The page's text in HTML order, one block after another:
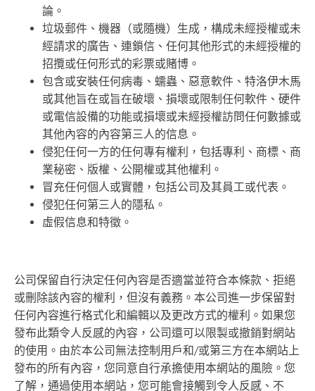
論。
垃圾郵件、機器（或隨機）生成，構成未經授權或未
經請求的廣告、連鎖信、任何其他形式的未經授權的
招攬或任何形式的彩票或賭博。
包含或安裝任何病毒、蠕蟲、惡意軟件、特洛伊木馬
或其他旨在或旨在破壞、損壞或限制任何軟件、硬件
或電信設備的功能或損壞或未經授權訪問任何數據或
其他內容的內容第三人的信息。
侵犯任何一方的任何專有權利，包括專利、商標、商
業秘密、版權、公開權或其他權利。
冒充任何個人或實體，包括公司及其員工或代表。
侵犯任何第三人的隱私。
虛假信息和特徵。
公司保留自行決定任何內容是否適當並符合本條款、拒絕
或刪除該內容的權利，但沒有義務。本公司進一步保留對
任何內容進行格式化和編輯以及更改方式的權利。如果您
發布此類令人反感的內容，公司還可以限製或撤銷對網站
的使用。由於本公司無法控制用戶和/或第三方在本網站上
發布的所有內容，您同意自行承擔使用本網站的風險。您
了解，通過使用本網站，您可能會接觸到令人反感、不